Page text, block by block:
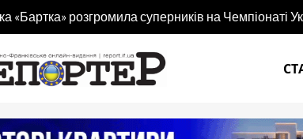
«Бартка» розгромила суперників на Чемпіонаті